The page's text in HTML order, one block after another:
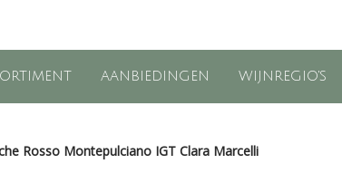
AANBIEDINGEN WIJNREGIO'S
Rosso Montepulciano IGT Clara Marcelli